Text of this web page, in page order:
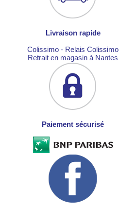
Livraison rapide
Colissimo - Relais Colissimo
Retrait en magasin à Nantes
Paiement sécurisé